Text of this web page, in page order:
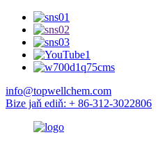
info@topwellchem.com
Bize jaň ediň: + 86-312-3022806